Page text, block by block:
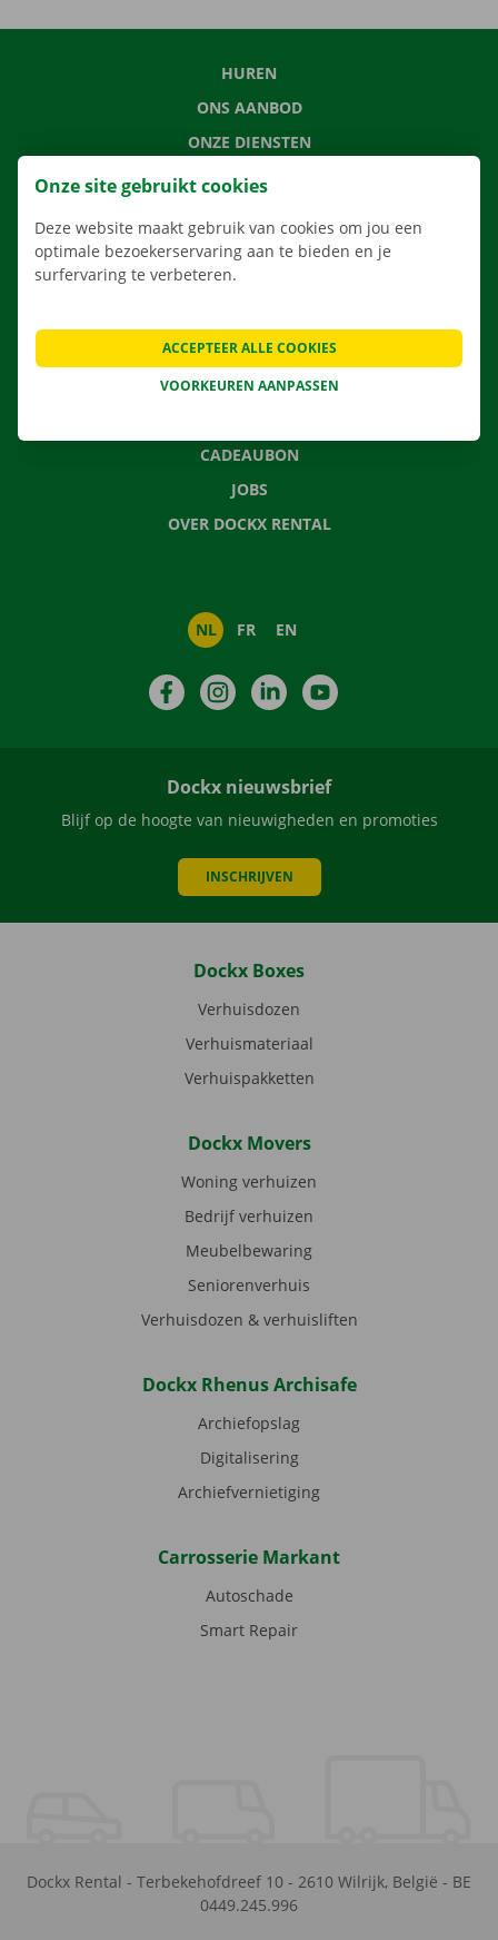
HUREN
ONS AANBOD
ONZE DIENSTEN
LOCATIES
VERHUISOPLOSSINGEN
CONTACTEER ONS
VEELGESTELDE VRAGEN
CADEAUBON
JOBS
OVER DOCKX RENTAL
NL FR EN
FacebookInstagramLinkedIn
Dockx nieuwsbrief
Blijf op de hoogte van nieuwigheden en promoties
INSCHRIJVEN
Dockx Boxes
Verhuisdozen
Verhuismateriaal
Verhuispakketten
Dockx Movers
Woning verhuizen
Bedrijf verhuizen
Meubelbewaring
Seniorenverhuis
Verhuisdozen & verhuisliften
Dockx Rhenus Archisafe
Archiefopslag
Digitalisering
Archiefvernietiging
Carrosserie Markant
Autoschade
Smart Repair
Dockx Rental - Terbekehofdreef 10 - 2610 Wilrijk, België - BE
0449.245.996
Onze site gebruikt cookies
Deze website maakt gebruik van cookies om jou een
optimale bezoekerservaring aan te bieden en je
surfervaring te verbeteren.
VOORKEUREN AANPASSEN
ACCEPTEER ALLE COOKIES